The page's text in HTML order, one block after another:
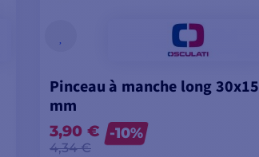
Pinceau à manche long 30x15
mm
3,90 €
4,34 €
-10%